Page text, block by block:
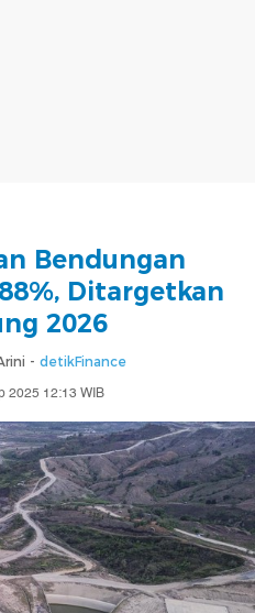
Bendungan
Ditargetkan
2026
- detikFinance
2025 12:13 WIB